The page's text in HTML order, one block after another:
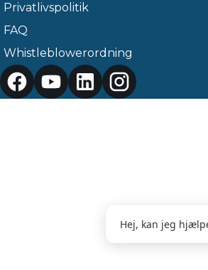
Privatlivspolitik
FAQ
Whistleblowerordning